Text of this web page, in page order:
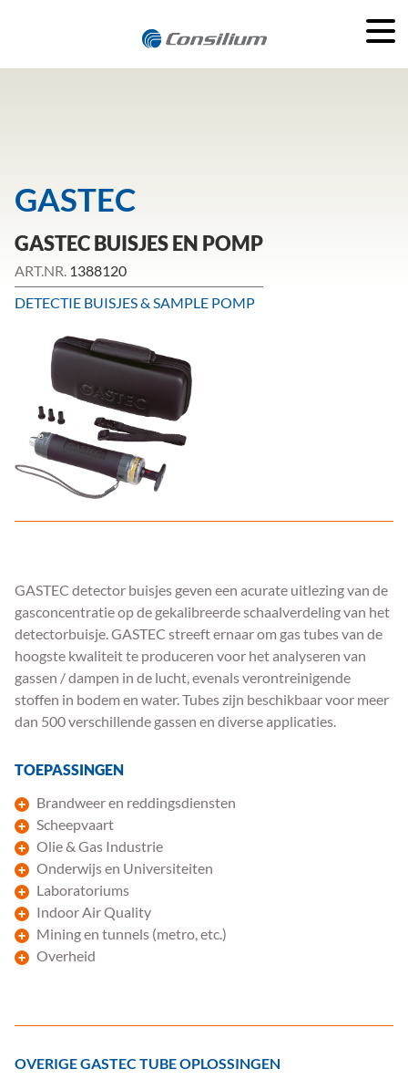
GASTEC
GASTEC BUISJES EN POMP
ART.NR. 1388120
DETECTIE BUISJES & SAMPLE POMP
GASTEC detector buisjes geven een acurate uitlezing van de
gasconcentratie op de gekalibreerde schaalverdeling van het
detectorbuisje. GASTEC streeft ernaar om gas tubes van de
hoogste kwaliteit te produceren voor het analyseren van
gassen / dampen in de lucht, evenals verontreinigende
stoffen in bodem en water. Tubes zijn beschikbaar voor meer
dan 500 verschillende gassen en diverse applicaties.
TOEPASSINGEN
Brandweer en reddingsdiensten
Scheepvaart
Olie & Gas Industrie
Onderwijs en Universiteiten
Laboratoriums
Indoor Air Quality
Mining en tunnels (metro, etc.)
Overheid
OVERIGE GASTEC TUBE OPLOSSINGEN